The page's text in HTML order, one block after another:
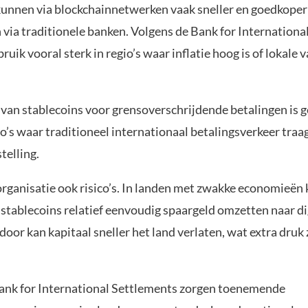
via blockchainnetwerken vaak sneller en
traditionele banken. Volgens de Bank for
vooral sterk in regio’s waar inflatie hoog is of lokale
stablecoins voor grensoverschrijdende betalingen is
waar traditioneel internationaal betalingsverkeer
ook risico’s. In landen met zwakke economieën
relatief eenvoudig spaargeld omzetten naar
kan kapitaal sneller het land verlaten, wat extra druk
for International Settlements zorgen toenemende